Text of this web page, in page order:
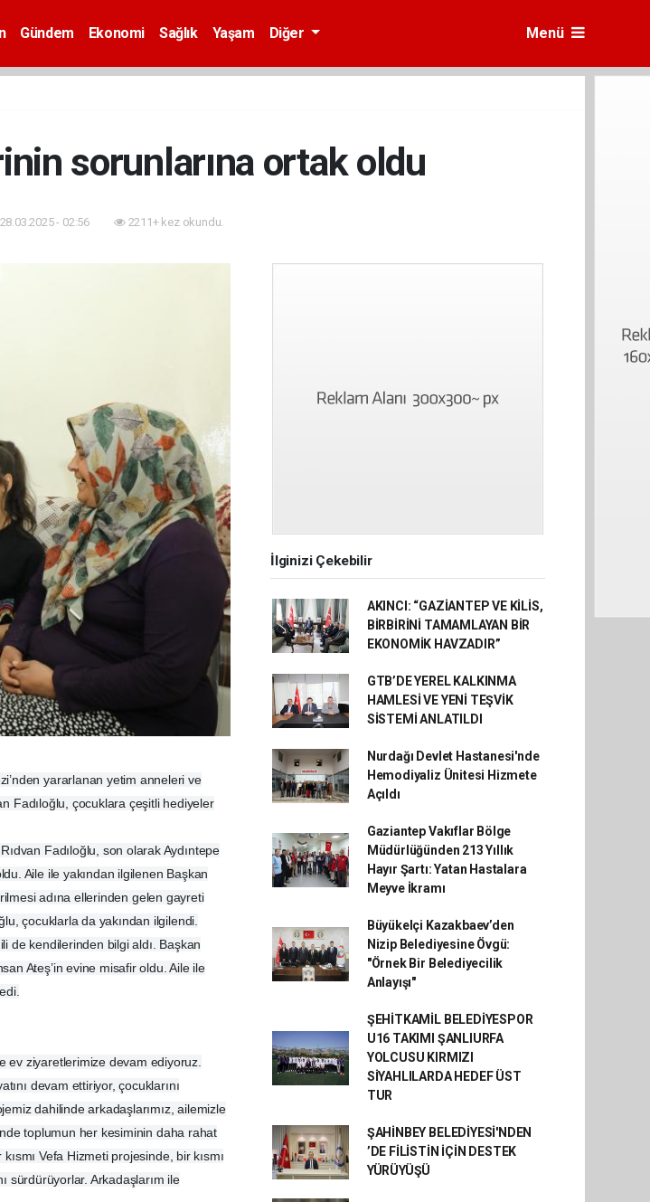
Gündem Ekonomi Sağlık Yaşam Diğer Menü
sorunlarına ortak oldu
- 02:56 2211+ kez okundu.
yararlanan yetim anneleri ve
Fadıloğlu, çocuklara çeşitli hediyeler
Fadıloğlu, son olarak Aydıntepe
Aile ile yakından ilgilenen Başkan
adına ellerinden gelen gayreti
çocuklarla da yakından ilgilendi.
de kendilerinden bilgi aldı. Başkan
Ateş’in evine misafir oldu. Aile ile
ev ziyaretlerimize devam ediyoruz.
devam ettiriyor, çocuklarını
dahilinde arkadaşlarımız, ailemizle
toplumun her kesiminin daha rahat
Vefa Hizmeti projesinde, bir kısmı
sürdürüyorlar. Arkadaşlarım ile
İlginizi Çekebilir
AKINCI: “GAZİANTEP VE KİLİS,
BİRBİRİNİ TAMAMLAYAN BİR
EKONOMİK HAVZADIR”
GTB’DE YEREL KALKINMA
HAMLESİ VE YENİ TEŞVİK
SİSTEMİ ANLATILDI
Nurdağı Devlet Hastanesi'nde
Hemodiyaliz Ünitesi Hizmete
Açıldı
Gaziantep Vakıflar Bölge
Müdürlüğünden 213 Yıllık
Hayır Şartı: Yatan Hastalara
Meyve İkramı
Büyükelçi Kazakbaev’den
Nizip Belediyesine Övgü:
"Örnek Bir Belediyecilik
Anlayışı"
ŞEHİTKAMİL BELEDİYESPOR
U16 TAKIMI ŞANLIURFA
YOLCUSU KIRMIZI
SİYAHLILARDA HEDEF ÜST
TUR
ŞAHİNBEY BELEDİYESİ'NDEN
’DE FİLİSTİN İÇİN DESTEK
YÜRÜYÜŞÜ